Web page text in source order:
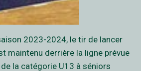
2023-2024, le tir de lancer
maintenu derrière la ligne prévue
la catégorie U13 à séniors